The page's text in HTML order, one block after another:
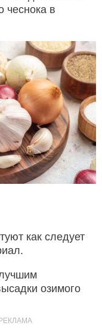
чеснока в
как следует
озимого